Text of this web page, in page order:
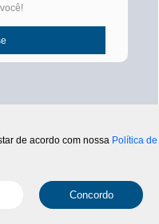
de acordo com nossa Política de